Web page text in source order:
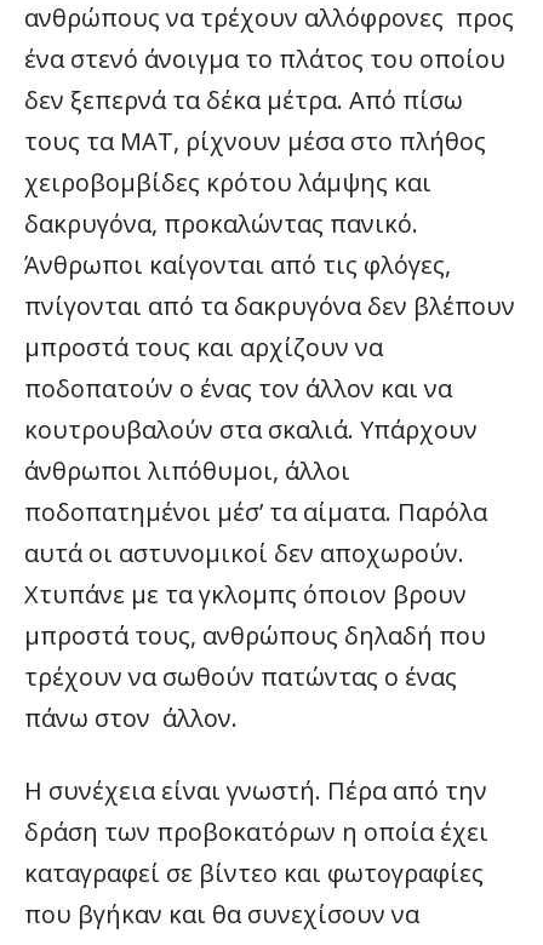
ανθρώπους να τρέχουν αλλόφρονες προς
ένα στενό άνοιγμα το πλάτος του οποίου
δεν ξεπερνά τα δέκα μέτρα. Από πίσω
τους τα ΜΑΤ, ρίχνουν μέσα στο πλήθος
χειροβομβίδες κρότου λάμψης και
δακρυγόνα, προκαλώντας πανικό.
Άνθρωποι καίγονται από τις φλόγες,
πνίγονται από τα δακρυγόνα δεν βλέπουν
μπροστά τους και αρχίζουν να
ποδοπατούν ο ένας τον άλλον και να
κουτρουβαλούν στα σκαλιά. Υπάρχουν
άνθρωποι λιπόθυμοι, άλλοι
ποδοπατημένοι μέσ’ τα αίματα. Παρόλα
αυτά οι αστυνομικοί δεν αποχωρούν.
Χτυπάνε με τα γκλομπς όποιον βρουν
μπροστά τους, ανθρώπους δηλαδή που
τρέχουν να σωθούν πατώντας ο ένας
πάνω στον άλλον.
Η συνέχεια είναι γνωστή. Πέρα από την
δράση των προβοκατόρων η οποία έχει
καταγραφεί σε βίντεο και φωτογραφίες
που βγήκαν και θα συνεχίσουν να